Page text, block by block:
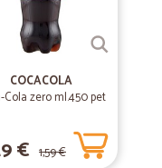
COCACOLA
Cola zero ml.450 pet
€ 1,59 €